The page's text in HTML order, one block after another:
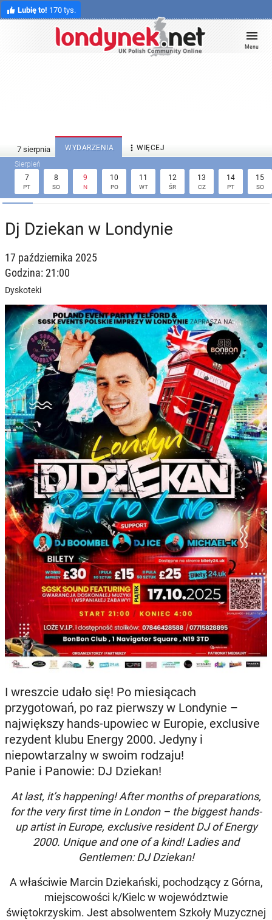
Lubię to! 170 tys.
Menu
WYDARZENIA  WIĘCEJ
7
PT
8
SO
9
N
10
PO
11
WT
12
ŚR
13
CZ
14
PT
15
SO
Dj Dziekan w Londynie
17 października 2025
Godzina: 21:00
Dyskoteki
I wreszcie udało się! Po miesiącach
przygotowań, po raz pierwszy w Londynie –
największy hands-upowiec w Europie, exclusive
rezydent klubu Energy 2000. Jedyny i
niepowtarzalny w swoim rodzaju!
Panie i Panowie: DJ Dziekan!
At last, it’s happening! After months of preparations,
for the very first time in London – the biggest hands-
up artist in Europe, exclusive resident DJ of Energy
2000. Unique and one of a kind! Ladies and
Gentlemen: DJ Dziekan!
A właściwie Marcin Dziekański, pochodzący z Górna,
miejscowości k/Kielc w województwie
świętokrzyskim. Jest absolwentem Szkoły Muzycznej